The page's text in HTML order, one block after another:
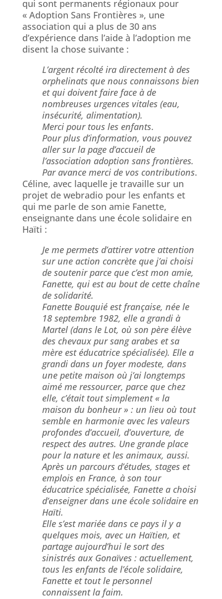
qui sont permanents régionaux pour
« Adoption Sans Frontières », une
association qui a plus de 30 ans
d’expérience dans l’aide à l’adoption me
disent la chose suivante :
L’argent récolté ira directement à des
orphelinats que nous connaissons bien
et qui doivent faire face à de
nombreuses urgences vitales (eau,
insécurité, alimentation).
Merci pour tous les enfants.
Pour plus d’information, vous pouvez
aller sur la page d’accueil de
l’association adoption sans frontières.
Par avance merci de vos contributions.
Céline, avec laquelle je travaille sur un
projet de webradio pour les enfants et
qui me parle de son amie Fanette,
enseignante dans une école solidaire en
Haïti :
Je me permets d’attirer votre attention
sur une action concrète que j’ai choisi
de soutenir parce que c’est mon amie,
Fanette, qui est au bout de cette chaîne
de solidarité.
Fanette Bouquié est française, née le
18 septembre 1982, elle a grandi à
Martel (dans le Lot, où son père élève
des chevaux pur sang arabes et sa
mère est éducatrice spécialisée). Elle a
grandi dans un foyer modeste, dans
une petite maison où j’ai longtemps
aimé me ressourcer, parce que chez
elle, c’était tout simplement « la
maison du bonheur » : un lieu où tout
semble en harmonie avec les valeurs
profondes d’accueil, d’ouverture, de
respect des autres. Une grande place
pour la nature et les animaux, aussi.
Après un parcours d’études, stages et
emplois en France, à son tour
éducatrice spécialisée, Fanette a choisi
d’enseigner dans une école solidaire en
Haïti.
Elle s’est mariée dans ce pays il y a
quelques mois, avec un Haïtien, et
partage aujourd’hui le sort des
sinistrés aux Gonaïves : actuellement,
tous les enfants de l’école solidaire,
Fanette et tout le personnel
connaissent la faim.